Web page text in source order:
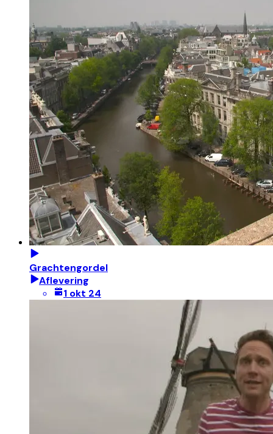
Grachtengordel
Aflevering
1 okt 24